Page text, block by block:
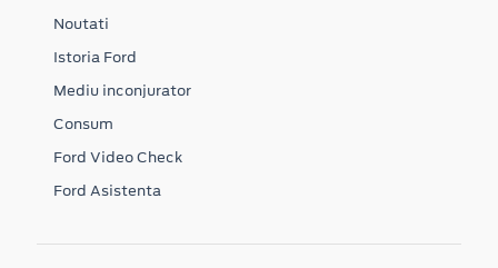
Noutati
Istoria Ford
Mediu inconjurator
Consum
Ford Video Check
Ford Asistenta